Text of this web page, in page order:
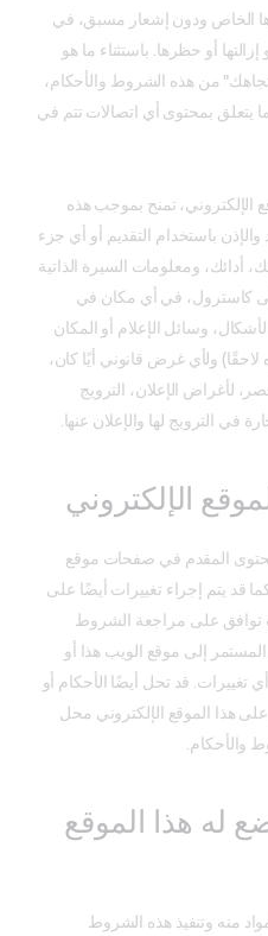
الخاص ودون إشعار مسبق، في
أو حظرها. باستثناء ما هو
من هذه الشروط والأحكام،
يتعلق بمحتوى أي اتصالات تتم في
الإلكتروني، تمنح بموجب هذه
باستخدام التقديم أو أي جزء
ومعلومات السيرة الذاتية
كاسترول، في أي مكان في
وسائل الإعلام أو المكان
لاحقًا) ولأي غرض قانوني أيًا كان،
لأغراض الإعلان، الترويج
في الترويج لها والإعلان عنها.
الإلكتروني
المقدم في صفحات موقع
قد يتم إجراء تغييرات أيضًا على
توافق على مراجعة الشروط
إلى موقع الويب هذا أو
تغييرات. قد تحل أيضًا الأحكام أو
هذا الموقع الإلكتروني محل
والأحكام.
له هذا الموقع
منه وتنفيذ هذه الشروط